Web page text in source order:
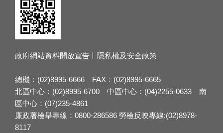
政府網站資料開放宣告 隱私權及安全政策
總機：(02)8995-6666 FAX：(02)8995-6665
北區中心：(02)8995-6700 中區中心：(04)2255-0633 南
區中心：(07)235-4861
廉政署檢舉專線：0800-286586 勞檢反映專線:(02)8978-
8117